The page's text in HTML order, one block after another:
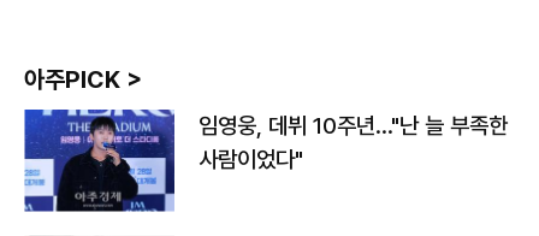
아주PICK >
임영웅, 데뷔 10주년…"난 늘 부족한
사람이었다"